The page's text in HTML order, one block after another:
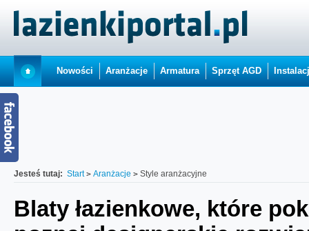
Nowości Aranżacje Armatura Sprzęt AGD
Jesteś tutaj: Start Aranżacje Style aranżacyjne
Blaty łazienkowe, które